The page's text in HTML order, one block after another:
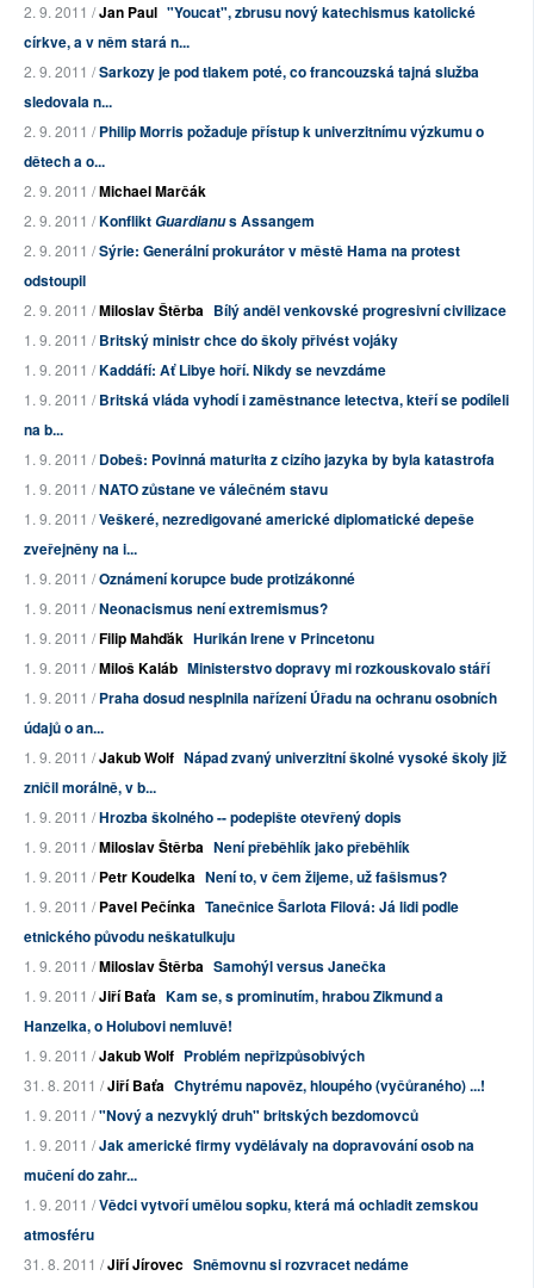
2. 9. 2011 /Jan Paul "Youcat", zbrusu nový katechismus katolické
církve, a v něm stará n...
2. 9. 2011 /Sarkozy je pod tlakem poté, co francouzská tajná služba
sledovala n...
2. 9. 2011 /Philip Morris požaduje přístup k univerzitnímu výzkumu o
dětech a o...
2. 9. 2011 /Michael Marčák
2. 9. 2011 /KonfliktGuardianus Assangem
2. 9. 2011 /Sýrie: Generální prokurátor v městě Hama na protest
odstoupil
2. 9. 2011 /Miloslav Štěrba Bílý anděl venkovské progresivní civilizace
1. 9. 2011 /Britský ministr chce do školy přivést vojáky
1. 9. 2011 /Kaddáfí: Ať Libye hoří. Nikdy se nevzdáme
1. 9. 2011 /Britská vláda vyhodí i zaměstnance letectva, kteří se podíleli
na b...
1. 9. 2011 /Dobeš: Povinná maturita z cizího jazyka by byla katastrofa
1. 9. 2011 /NATO zůstane ve válečném stavu
1. 9. 2011 /Veškeré, nezredigované americké diplomatické depeše
zveřejněny na i...
1. 9. 2011 /Oznámení korupce bude protizákonné
1. 9. 2011 /Neonacismus není extremismus?
1. 9. 2011 /Filip Mahďák Hurikán Irene v Princetonu
1. 9. 2011 /Miloš Kaláb Ministerstvo dopravy mi rozkouskovalo stáří
1. 9. 2011 /Praha dosud nesplnila nařízení Úřadu na ochranu osobních
údajů o an...
1. 9. 2011 /Jakub Wolf Nápad zvaný univerzitní školné vysoké školy již
zničil morálně, v b...
1. 9. 2011 /Hrozba školného -- podepište otevřený dopis
1. 9. 2011 /Miloslav Štěrba Není přeběhlík jako přeběhlík
1. 9. 2011 /Petr Koudelka Není to, v čem žijeme, už fašismus?
1. 9. 2011 /Pavel Pečínka Tanečnice Šarlota Filová: Já lidi podle
etnického původu neškatulkuju
1. 9. 2011 /Miloslav Štěrba Samohýl versus Janečka
1. 9. 2011 /Jiří Baťa Kam se, s prominutím, hrabou Zikmund a
Hanzelka, o Holubovi nemluvě!
1. 9. 2011 /Jakub Wolf Problém nepřizpůsobivých
31. 8. 2011 /Jiří Baťa Chytrému napověz, hloupého (vyčůraného) ...!
1. 9. 2011 /"Nový a nezvyklý druh" britských bezdomovců
1. 9. 2011 /Jak americké firmy vydělávaly na dopravování osob na
mučení do zahr...
1. 9. 2011 /Vědci vytvoří umělou sopku, která má ochladit zemskou
atmosféru
31. 8. 2011 /Jiří Jírovec Sněmovnu si rozvracet nedáme